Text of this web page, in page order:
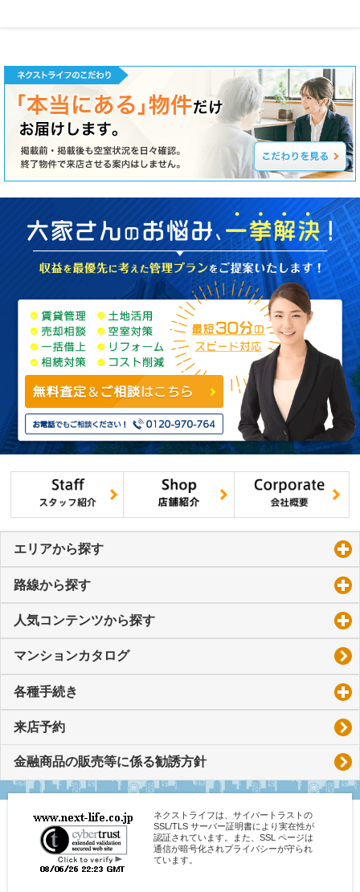
エリアから探す
路線から探す
人気コンテンツから探す
マンションカタログ
各種手続き
来店予約
金融商品の販売等に係る勧誘方針
ネクストライフは、サイバートラストの
SSL/TLS サーバー証明書により実在性が
認証されています。また、SSL ページは
通信が暗号化されプライバシーが守られ
ています。